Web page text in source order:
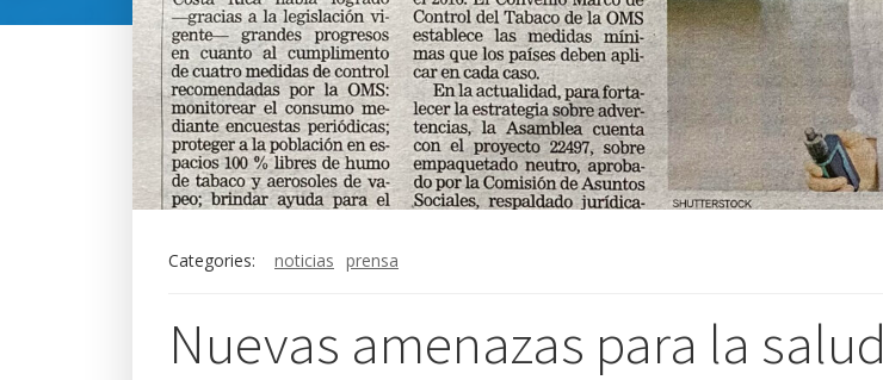
Categories: noticias prensa
Nuevas amenazas para la salud